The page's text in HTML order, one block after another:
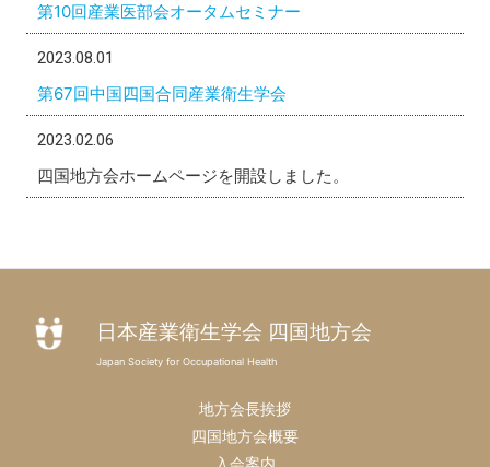
第10回産業医部会オータムセミナー
2023.08.01
第67回中国四国合同産業衛生学会
2023.02.06
四国地方会ホームページを開設しました。
日本産業衛生学会 四国地方会
Japan Society for Occupational Health
地方会長挨拶
四国地方会概要
入会案内